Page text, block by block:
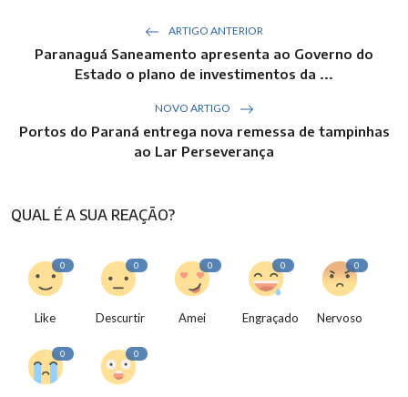
ARTIGO ANTERIOR
Paranaguá Saneamento apresenta ao Governo do
Estado o plano de investimentos da ...
NOVO ARTIGO
Portos do Paraná entrega nova remessa de tampinhas
ao Lar Perseverança
QUAL É A SUA REAÇÃO?
0
Like
0
Descurtir
0
Amei
0
Engraçado
0
Nervoso
0 0